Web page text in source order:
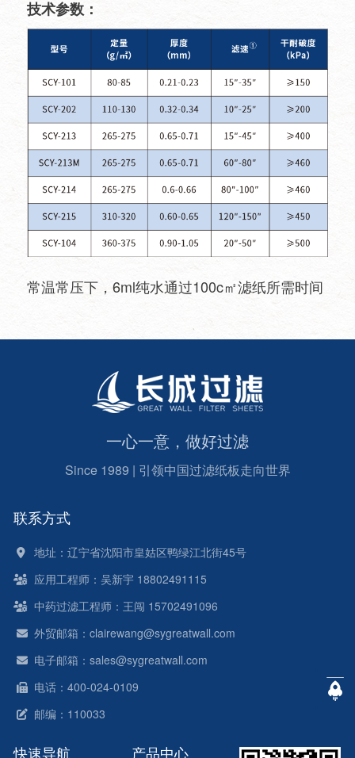
技术参数：
常温常压下，6ml纯水通过100c㎡滤纸所需时间
一心一意，做好过滤
Since 1989 | 引领中国过滤纸板走向世界
联系方式
地址：辽宁省沈阳市皇姑区鸭绿江北街45号
应用工程师：吴新宇 18802491115
中药过滤工程师：王闯 15702491096
外贸邮箱：clairewang@sygreatwall.com
电子邮箱：sales@sygreatwall.com
电话：400-024-0109
邮编：110033
快速导航 产品中心